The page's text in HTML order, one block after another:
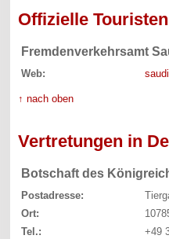
Offizielle
Fremdenverkehrsamt
Web:
↑ nach oben
Vertretungen in
Botschaft des
Postadresse:
Ort:
Tel.:
+49